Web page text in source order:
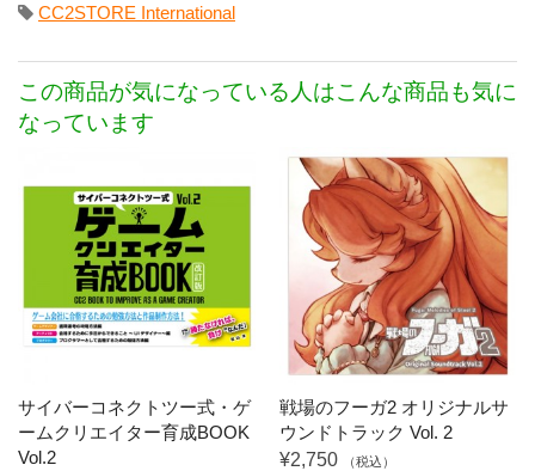
CC2STORE International
この商品が気になっている人はこんな商品も気に
なっています
サイバーコネクトツー式・ゲ
ームクリエイター育成BOOK
Vol.2
戦場のフーガ2 オリジナルサ
ウンドトラック Vol. 2
¥2,750
（税込）